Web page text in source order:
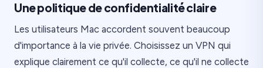
Une politique de confidentialité claire
Les utilisateurs Mac accordent souvent beaucoup
d'importance à la vie privée. Choisissez un VPN qui
explique clairement ce qu'il collecte, ce qu'il ne collecte